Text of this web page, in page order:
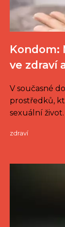
Kondom:
ve zdraví
V současné
prostředků,
sexuální
zdraví